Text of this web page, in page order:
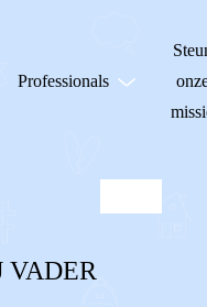
Professionals